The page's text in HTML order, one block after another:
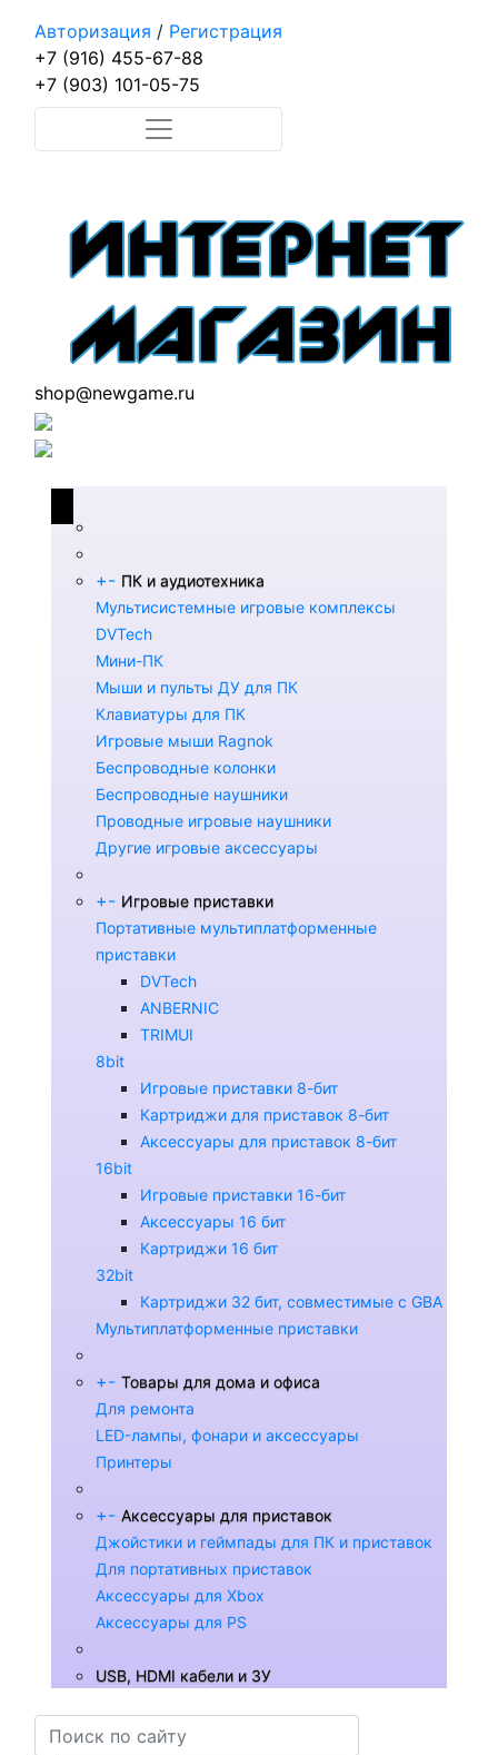
Авторизация / Регистрация
+7 (916) 455-67-88
+7 (903) 101-05-75
shop@newgame.ru
+- ПК и аудиотехника
Мультисистемные игровые комплексы
DVTech
Мини-ПК
Мыши и пульты ДУ для ПК
Клавиатуры для ПК
Игровые мыши Ragnok
Беспроводные колонки
Беспроводные наушники
Проводные игровые наушники
Другие игровые аксессуары
+- Игровые приставки
Портативные мультиплатформенные
приставки
DVTech
ANBERNIC
TRIMUI
8bit
Игровые приставки 8-бит
Картриджи для приставок 8-бит
Аксессуары для приставок 8-бит
16bit
Игровые приставки 16-бит
Аксессуары 16 бит
Картриджи 16 бит
32bit
Картриджи 32 бит, совместимые с GBA
Мультиплатформенные приставки
+- Товары для дома и офиса
Для ремонта
LED-лампы, фонари и аксессуары
Принтеры
+- Аксессуары для приставок
Джойстики и геймпады для ПК и приставок
Для портативных приставок
Аксессуары для Xbox
Аксессуары для PS
USB, HDMI кабели и ЗУ